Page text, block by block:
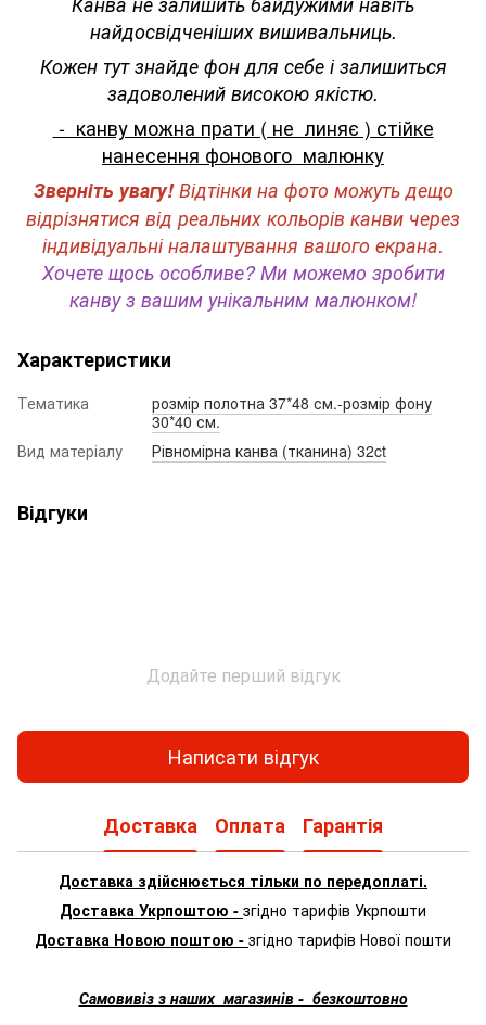
найдосвідченіших вишивальниць.
Кожен тут знайде фон для себе і залишиться
задоволений високою якістю.
- канву можна прати ( не линяє ) стійке
нанесення фонового малюнку
Зверніть увагу!Відтінки на фото можуть дещо
відрізнятися від реальних кольорів канви через
індивідуальні налаштування вашого екрана.
Хочете щось особливе? Ми можемо зробити
канву з вашим унікальним малюнком!
Характеристики
Тематика
розмір полотна 37*48 см.-розмір фону
30*40 см.
Вид матеріалу
Рівномірна канва (тканина) 32ct
Відгуки
Додайте перший відгук
Написати відгук
Доставка Оплата Гарантія
Доставка здійснюється тільки по передоплаті.
Доставка Укрпоштою - згідно тарифів Укрпошти
Доставка Новою поштою - згідно тарифів Нової пошти
Самовивіз з наших магазинів - безкоштовно